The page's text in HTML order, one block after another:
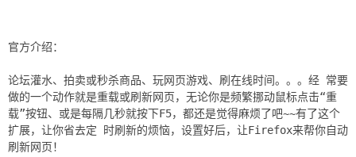
官方介绍：
论坛灌水、拍卖或秒杀商品、玩网页游戏、刷在线时间。。。经 常要
做的一个动作就是重载或刷新网页，无论你是频繁挪动鼠标点击“重
载”按钮、或是每隔几秒就按下F5，都还是觉得麻烦了吧~~有了这个
扩展，让你省去定 时刷新的烦恼，设置好后，让Firefox来帮你自动